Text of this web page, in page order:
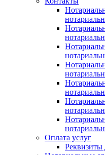
Оплата услуг
Реквизиты